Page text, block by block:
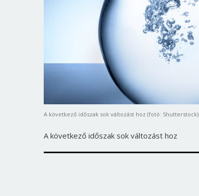
A következő időszak sok változást hoz (fotó: Shutterstock)
A következő időszak sok változást hoz